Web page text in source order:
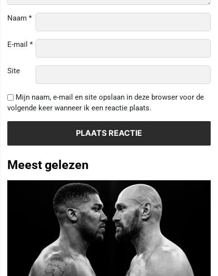
Naam *
E-mail *
Site
Mijn naam, e-mail en site opslaan in deze browser voor de
volgende keer wanneer ik een reactie plaats.
Meest gelezen